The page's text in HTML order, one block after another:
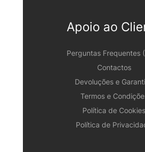
Apoio ao
Perguntas Frequentes
Contactos
Devoluções e
Termos e
Política de Cookies
Política de